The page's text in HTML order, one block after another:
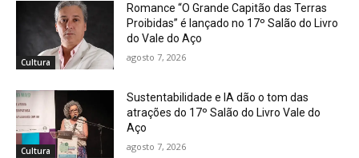
Cultura
Romance “O Grande Capitão das Terras
Proibidas” é lançado no 17º Salão do Livro
do Vale do Aço
agosto 7, 2026
Cultura
Sustentabilidade e IA dão o tom das
atrações do 17º Salão do Livro Vale do
Aço
agosto 7, 2026